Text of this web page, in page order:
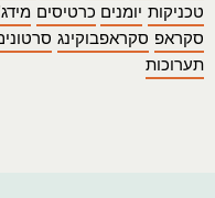
טכניקות יומנים כרטיסים
סקראפ סקראפבוקינג
תערוכות